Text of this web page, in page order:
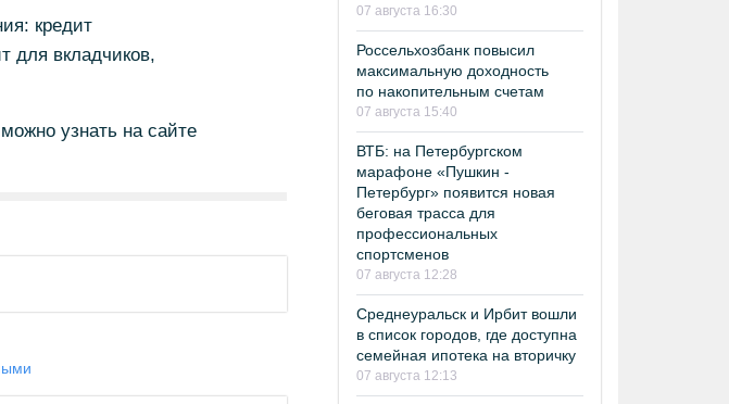
кредит
для вкладчиков,
узнать на сайте
07 августа 16:30
Россельхозбанк повысил
максимальную доходность
по накопительным счетам
07 августа 15:40
ВТБ: на Петербургском
марафоне «Пушкин -
Петербург» появится новая
беговая трасса для
профессиональных
спортсменов
07 августа 12:28
Среднеуральск и Ирбит вошли
в список городов, где доступна
семейная ипотека на вторичку
07 августа 12:13